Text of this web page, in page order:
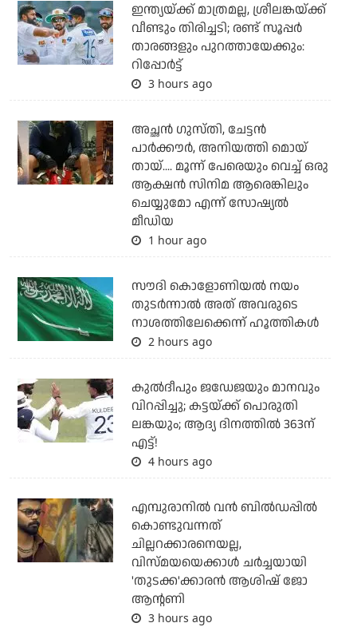
ഇന്ത്യയ്ക്ക് മാത്രമല്ല, ശ്രീലങ്കയ്ക്ക്
വീണ്ടും തിരിച്ചടി; രണ്ട് സൂപ്പര്‍
താരങ്ങളും പുറത്തായേക്കും:
റിപ്പോര്‍ട്ട്
3 hours ago
അച്ഛന്‍ ഗുസ്തി, ചേട്ടന്‍
പാര്‍ക്കൗര്‍, അനിയത്തി മൊയ്
തായ്.... മൂന്ന് പേരെയും വെച്ച് ഒരു
ആക്ഷന്‍ സിനിമ ആരെങ്കിലും
ചെയ്യുമോ എന്ന് സോഷ്യല്‍
മീഡിയ
1 hour ago
സൗദി കൊളോണിയല്‍ നയം
തുടര്‍ന്നാല്‍ അത് അവരുടെ
നാശത്തിലേക്കെന്ന് ഹൂത്തികള്‍
2 hours ago
കുല്‍ദീപും ജഡേജയും മാനവും
വിറപ്പിച്ചു; കട്ടയ്ക്ക് പൊരുതി
ലങ്കയും; ആദ്യ ദിനത്തില്‍ 363ന്
എട്ട്!
4 hours ago
എമ്പുരാനില്‍ വന്‍ ബില്‍ഡപ്പില്‍
കൊണ്ടുവന്നത്
ചില്ലറക്കാരനെയല്ല,
വിസ്മയയെക്കാള്‍ ചര്‍ച്ചയായി
'തുടക്ക'ക്കാരന്‍ ആശിഷ് ജോ
ആന്റണി
3 hours ago